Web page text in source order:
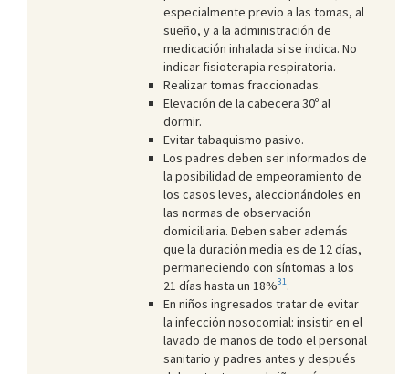
especialmente previo a las tomas, al
sueño, y a la administración de
medicación inhalada si se indica. No
indicar fisioterapia respiratoria.
Realizar tomas fraccionadas.
Elevación de la cabecera 30º al
dormir.
Evitar tabaquismo pasivo.
Los padres deben ser informados de
la posibilidad de empeoramiento de
los casos leves, aleccionándoles en
las normas de observación
domiciliaria. Deben saber además
que la duración media es de 12 días,
permaneciendo con síntomas a los
21 días hasta un 18%31.
En niños ingresados tratar de evitar
la infección nosocomial: insistir en el
lavado de manos de todo el personal
sanitario y padres antes y después